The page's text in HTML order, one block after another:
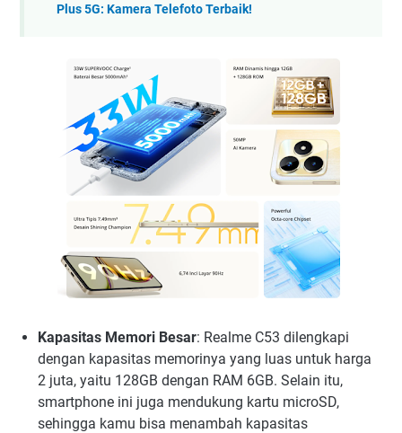
Plus 5G: Kamera Telefoto Terbaik!
Kapasitas Memori Besar: Realme C53 dilengkapi
dengan kapasitas memorinya yang luas untuk harga
2 juta, yaitu 128GB dengan RAM 6GB. Selain itu,
smartphone ini juga mendukung kartu microSD,
sehingga kamu bisa menambah kapasitas